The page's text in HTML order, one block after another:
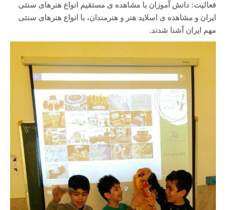
فعالیت: دانش آموزان با مشاهده ی مستقیم انواع هنرهای سنتی
ایران و مشاهده ی اسلاید هنر و هنرمندان، با انواع هنرهای سنتی
مهم ایران آشنا شدند.